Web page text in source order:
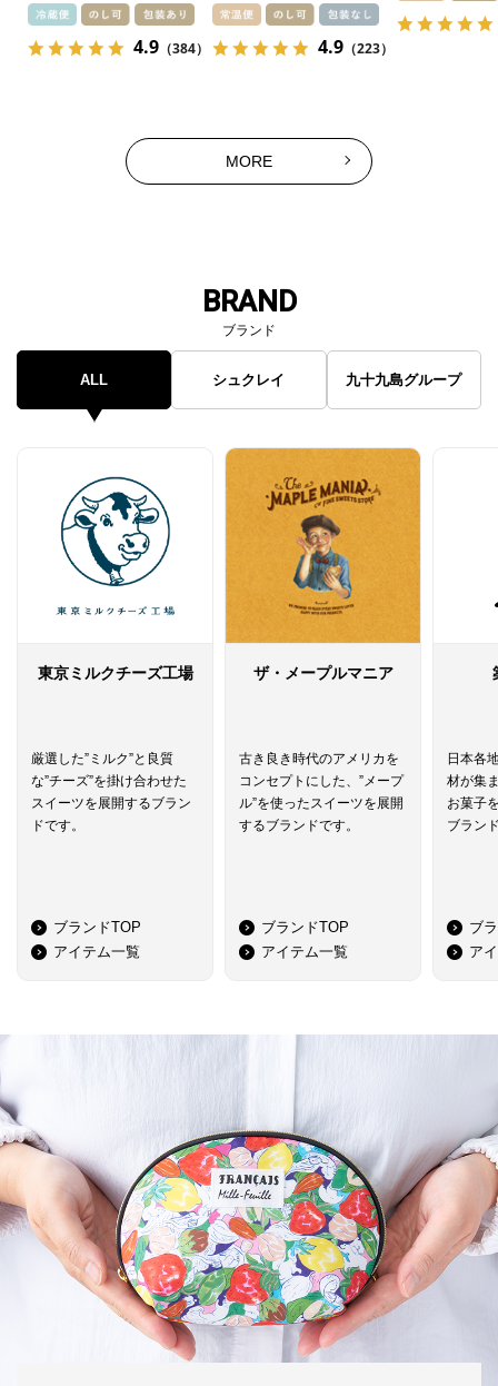
4.9 （384） 4.9 （223）
MORE
BRAND
ブランド
ALL シュクレイ 九十九島グループ
東京ミルクチーズ工場
厳選した”ミルク”と良質
な”チーズ”を掛け合わせた
スイーツを展開するブラン
ドです。
ブランドTOP
アイテム一覧
ザ・メープルマニア
古き良き時代のアメリカを
コンセプトにした、”メープ
ル”を使ったスイーツを展開
するブランドです。
ブランドTOP
アイテム一覧
日本各
材が集
お菓子
ブラン
ブ
ア